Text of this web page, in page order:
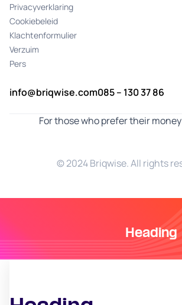
Privacyverklaring
Cookiebeleid
Klachtenformulier
Verzuim
Pers
info@briqwise.com085 – 130 37 86
For those who prefer their
© 2024 Briqwise. All rights
Heading